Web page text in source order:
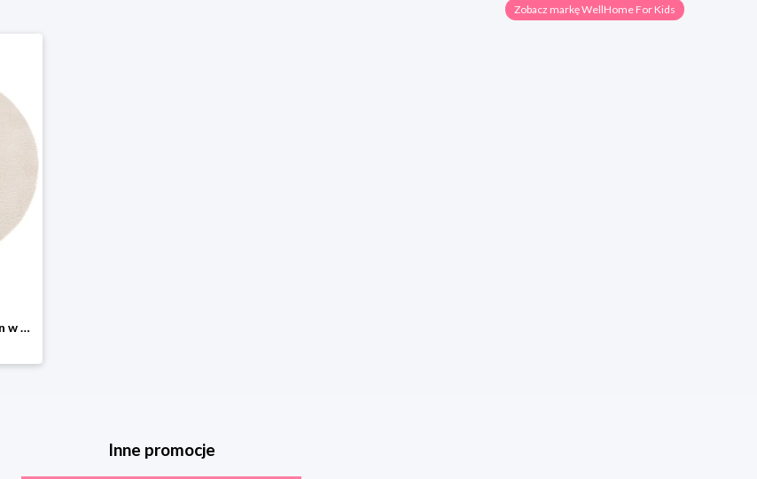
Zobacz markę WellHome For Kids
WellHome for Kids Dywan w kolorze kremowym rozmiar: onesize
Inne promocje